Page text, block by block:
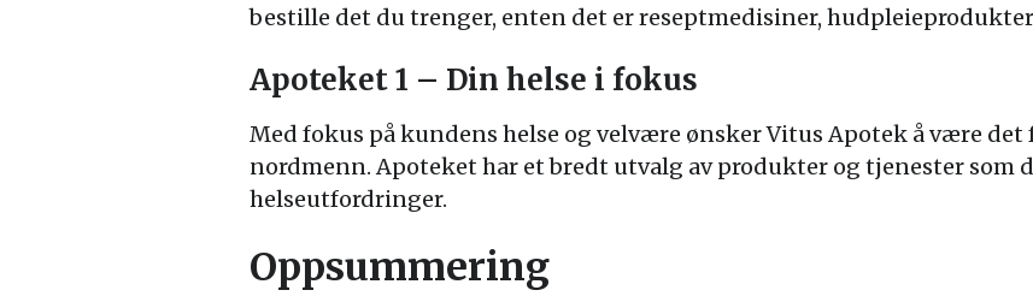
bestille det du trenger, enten det er reseptmedisiner,
Apoteket 1 – Din helse i fokus
Med fokus på kundens helse og velvære ønsker Vitus Apotek å være
nordmenn. Apoteket har et bredt utvalg av produkter og tjenester som
helseutfordringer.
Oppsummering